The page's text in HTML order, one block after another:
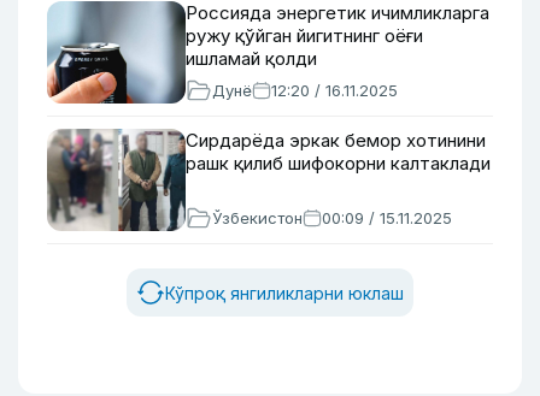
Россияда энергетик ичимликларга
ружу қўйган йигитнинг оёғи
ишламай қолди
Дунё 12:20 / 16.11.2025
Сирдарёда эркак бемор хотинини
рашк қилиб шифокорни калтаклади
Ўзбекистон 00:09 / 15.11.2025
Кўпроқ янгиликларни юклаш